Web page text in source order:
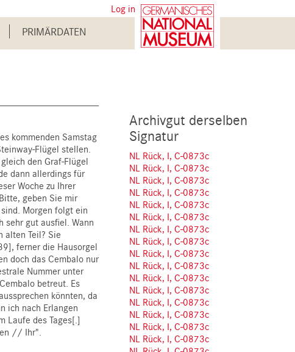
User
account
menu
Log in
PRIMÄRDATEN
kommenden Samstag
Flügel stellen.
den Graf-Flügel
dann allerdings für
Woche zu Ihrer
geben Sie mir
Morgen folgt ein
sehr gut ausfiel. Wann
alten Teil? Sie
ferner die Hausorgel
doch das Cembalo nur
Nummer unter
betreut. Es
könnten, da
ich nach Erlangen
Laufe des Tages[.]
// Ihr".
Archivgut derselben
Signatur
NL Rück, I, C-0873c
NL Rück, I, C-0873c
NL Rück, I, C-0873c
NL Rück, I, C-0873c
NL Rück, I, C-0873c
NL Rück, I, C-0873c
NL Rück, I, C-0873c
NL Rück, I, C-0873c
NL Rück, I, C-0873c
NL Rück, I, C-0873c
NL Rück, I, C-0873c
NL Rück, I, C-0873c
NL Rück, I, C-0873c
NL Rück, I, C-0873c
NL Rück, I, C-0873c
NL Rück, I, C-0873c